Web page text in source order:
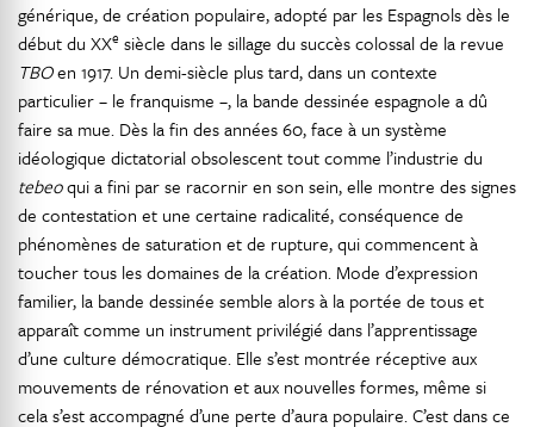
générique, de création populaire, adopté par les Espagnols dès le
début du XXe siècle dans le sillage du succès colossal de la revue
TBOen 1917. Un demi-siècle plus tard, dans un contexte
particulier – le franquisme –, la bande dessinée espagnole a dû
faire sa mue. Dès la fin des années 60, face à un système
idéologique dictatorial obsolescent tout comme l’industrie du
tebeoqui a fini par se racornir en son sein, elle montre des signes
de contestation et une certaine radicalité, conséquence de
phénomènes de saturation et de rupture, qui commencent à
toucher tous les domaines de la création. Mode d’expression
familier, la bande dessinée semble alors à la portée de tous et
apparaît comme un instrument privilégié dans l’apprentissage
d’une culture démocratique. Elle s’est montrée réceptive aux
mouvements de rénovation et aux nouvelles formes, même si
cela s’est accompagné d’une perte d’aura populaire. C’est dans ce